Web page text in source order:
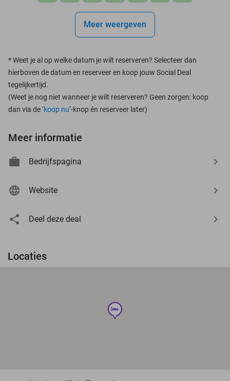
Meer weergeven
*Weet je al op welke datum je wilt reserveren? Selecteer dan
hierboven de datum en reserveer en koop jouw Social Deal
tegelijkertijd.
(Weet je nog niet wanneer je wilt reserveren? Geen zorgen: koop
dan via de ‘koop nu’-knop én reserveer later)
Meer informatie
Bedrijfspagina
Website
Deel deze deal
Locaties
hotel